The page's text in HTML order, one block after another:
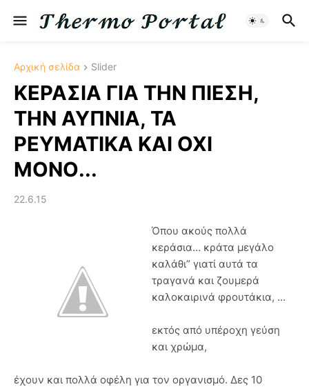
Αρχική σελίδα Slider
ΚΕΡΑΣΙΑ ΓΙΑ ΤΗΝ ΠΙΕΣΗ,
ΤΗΝ ΑΥΠΝΙΑ, ΤΑ
ΡΕΥΜΑΤΙΚΑ ΚΑΙ ΟΧΙ
ΜΟΝΟ...
22.6.15
Όπου ακούς πολλά
κεράσια… κράτα μεγάλο
καλάθι” γιατί αυτά τα
τραγανά και ζουμερά
καλοκαιρινά φρουτάκια, ...
εκτός από υπέροχη γεύση
και χρώμα,
έχουν και πολλά οφέλη για τον οργανισμό. Δες 10